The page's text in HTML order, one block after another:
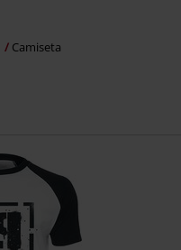
Camiseta